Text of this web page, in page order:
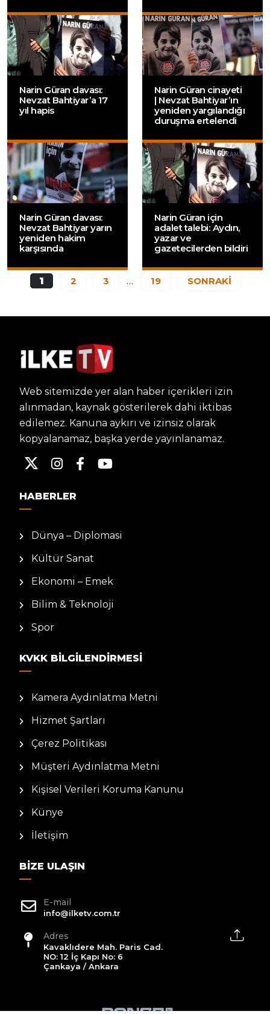
Narin Güran davası:
Nevzat Bahtiyar’a 17
yıl hapis
Narin Güran cinayeti
| Nevzat Bahtiyar’ın
yeniden yargılandığı
duruşma ertelendi
Narin Güran davası:
Nevzat Bahtiyar yarın
yeniden hakim
karşısında
Narin Güran için
adalet talebi: Aydın,
yazar ve
gazetecilerden bildiri
1 2 3 … 19 SONRAKİ
Web sitemizde yer alan haber içerikleri izin
alınmadan, kaynak gösterilerek dahi iktibas
edilemez. Kanuna aykırı ve izinsiz olarak
kopyalanamaz, başka yerde yayınlanamaz.
HABERLER
Dünya – Diplomasi
Kültür Sanat
Ekonomi – Emek
Bilim & Teknoloji
Spor
KVKK BILGILENDIRMESI
Kamera Aydınlatma Metni
Hizmet Şartları
Çerez Politikası
Müşteri Aydınlatma Metni
Kişisel Verileri Koruma Kanunu
Künye
İletişim
BIZE ULAŞIN
E-mail
info@ilketv.com.tr
Adres
Kavaklıdere Mah. Paris Cad.
NO: 12 İç Kapı No: 6
Çankaya / Ankara